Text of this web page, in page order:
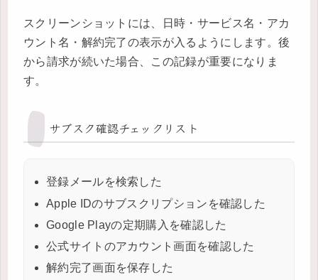
スクリーンショットには、日時・サービス名・アカ
ウント名・解約完了の表示が入るようにします。後
から請求が続いた場合、この記録が重要になりま
す。
サブスク確認チェックリスト
登録メールを検索した
Apple IDのサブスクリプションを確認した
Google Playの定期購入を確認した
公式サイトのアカウント画面を確認した
解約完了画面を保存した